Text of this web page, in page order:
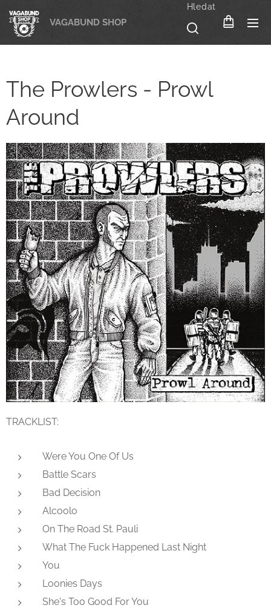
VAGABUND SHOP
Hledat
The Prowlers - Prowl
Around
TRACKLIST:
Were You One Of Us
Battle Scars
Bad Decision
Alcoolo
On The Road St. Pauli
What The Fuck Happened Last Night
You
Loonies Days
She's Too Good For You